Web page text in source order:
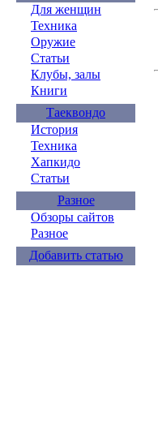
Для женщин
Техника
Оружие
Статьи
Клубы, залы
Книги
Таеквондо
История
Техника
Хапкидо
Статьи
Разное
Обзоры сайтов
Разное
Добавить статью